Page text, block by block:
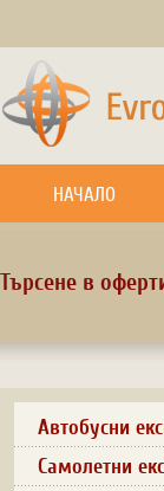
НАЧАЛО
Търсене в
Автобусни
Самолетни